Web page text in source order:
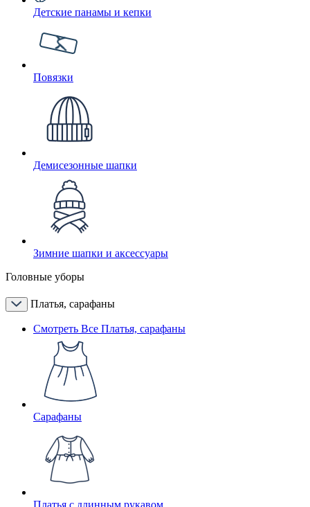
Детские панамы и кепки
Повязки
Демисезонные шапки
Зимние шапки и аксессуары
Головные уборы
Платья, сарафаны
Смотреть Все Платья, сарафаны
Сарафаны
Платья с длинным рукавом